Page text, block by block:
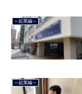
～起業編～
～起業編～